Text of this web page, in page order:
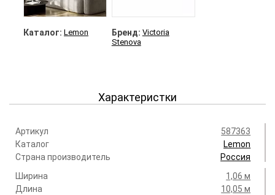
Каталог: Lemon Бренд: Victoria
Stenova
Характеристки
Артикул
587363
Каталог
Lemon
Страна производитель
Россия
Ширина
1,06 м
Длина
10,05 м